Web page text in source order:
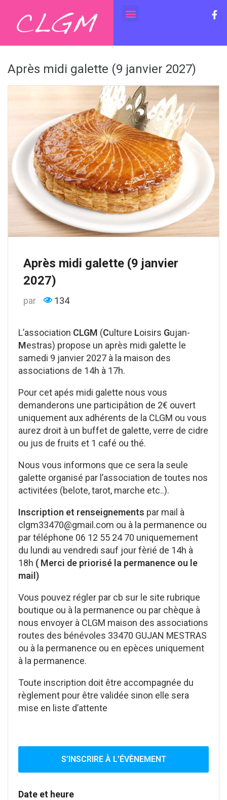
Après midi galette (9 janvier 2027)
Après midi galette (9 janvier
2027)
par 134
L’association CLGM (Culture Loisirs Gujan-
Mestras) propose un après midi galette le
samedi 9 janvier 2027 à la maison des
associations de 14h à 17h.
Pour cet apés midi galette nous vous
demanderons une participâtion de 2€ ouvert
uniquement aux adhérents de la CLGM ou vous
aurez droit à un buffet de galette, verre de cidre
ou jus de fruits et 1 café ou thé.
Nous vous informons que ce sera la seule
galette organisé par l’association de toutes nos
activitées (belote, tarot, marche etc..).
Inscription et renseignements par mail à
clgm33470@gmail.com ou à la permanence ou
par téléphone 06 12 55 24 70 uniquemement
du lundi au vendredi sauf jour fèrié de 14h à
18h ( Merci de priorisé la permanence ou le
mail)
Vous pouvez régler par cb sur le site rubrique
boutique ou à la permanence ou par chèque à
nous envoyer à CLGM maison des associations
routes des bénévoles 33470 GUJAN MESTRAS
ou à la permanence ou en epèces uniquement
à la permanence.
Toute inscription doit être accompagnée du
règlement pour être validée sinon elle sera
mise en liste d’attente
S’INSCRIRE À L’ÉVÈNEMENT
Date et heure